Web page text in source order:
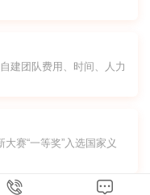
建团队费用、时间、人力
赛“一等奖”入选国家义